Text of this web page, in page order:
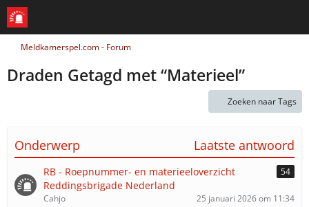
Meldkamerspel.com - Forum
Draden Getagd met “Materieel”
Zoeken naar Tags
Onderwerp Laatste antwoord
RB - Roepnummer- en materieeloverzicht
Reddingsbrigade Nederland
54
Cahjo 25 januari 2026 om 11:34